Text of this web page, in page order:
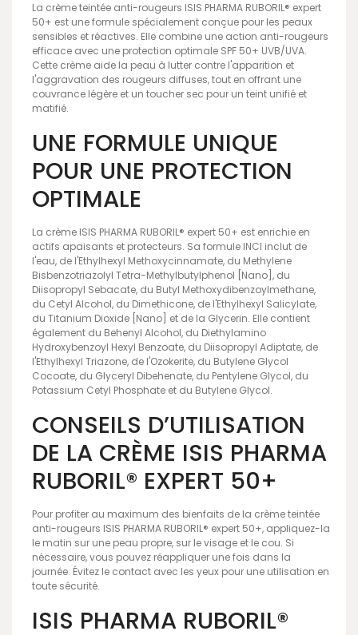
La crème teintée anti-rougeurs ISIS PHARMA RUBORIL® expert
50+ est une formule spécialement conçue pour les peaux
sensibles et réactives. Elle combine une action anti-rougeurs
efficace avec une protection optimale SPF 50+ UVB/UVA.
Cette crème aide la peau à lutter contre l'apparition et
l'aggravation des rougeurs diffuses, tout en offrant une
couvrance légère et un toucher sec pour un teint unifié et
matifié.
UNE FORMULE UNIQUE
POUR UNE PROTECTION
OPTIMALE
La crème ISIS PHARMA RUBORIL® expert 50+ est enrichie en
actifs apaisants et protecteurs. Sa formule INCI inclut de
l'eau, de l'Ethylhexyl Methoxycinnamate, du Methylene
Bisbenzotriazolyl Tetra-Methylbutylphenol [Nano], du
Diisopropyl Sebacate, du Butyl Methoxydibenzoylmethane,
du Cetyl Alcohol, du Dimethicone, de l'Ethylhexyl Salicylate,
du Titanium Dioxide [Nano] et de la Glycerin. Elle contient
également du Behenyl Alcohol, du Diethylamino
Hydroxybenzoyl Hexyl Benzoate, du Diisopropyl Adiptate, de
l'Ethylhexyl Triazone, de l'Ozokerite, du Butylene Glycol
Cocoate, du Glyceryl Dibehenate, du Pentylene Glycol, du
Potassium Cetyl Phosphate et du Butylene Glycol.
CONSEILS D’UTILISATION
DE LA CRÈME ISIS PHARMA
RUBORIL® EXPERT 50+
Pour profiter au maximum des bienfaits de la crème teintée
anti-rougeurs ISIS PHARMA RUBORIL® expert 50+, appliquez-la
le matin sur une peau propre, sur le visage et le cou. Si
nécessaire, vous pouvez réappliquer une fois dans la
journée. Évitez le contact avec les yeux pour une utilisation en
toute sécurité.
ISIS PHARMA RUBORIL®